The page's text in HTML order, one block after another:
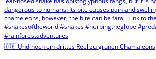
🇩🇪 Und noch ein drittes Reel zu grünen Chamäleons